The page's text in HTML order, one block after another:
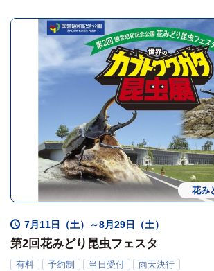
花み
7月11日（土）～8月29日（土）
第2回花みどり昆虫フェスタ
有料 予約制 当日受付 雨天決行